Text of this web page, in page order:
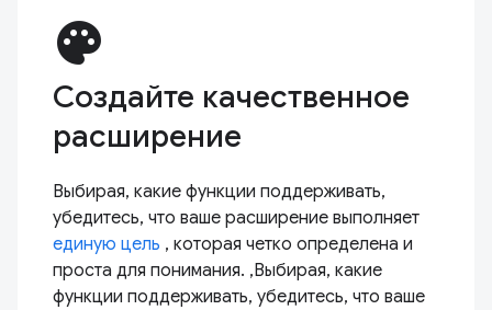
palette
Создайте качественное
расширение
Выбирая, какие функции поддерживать,
убедитесь, что ваше расширение выполняет
единую цель , которая четко определена и
проста для понимания. ,Выбирая, какие
функции поддерживать, убедитесь, что ваше